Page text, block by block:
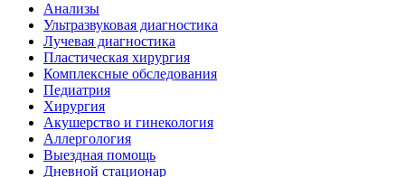
Анализы
Ультразвуковая диагностика
Лучевая диагностика
Пластическая хирургия
Комплексные обследования
Педиатрия
Хирургия
Акушерство и гинекология
Аллергология
Выездная помощь
Дневной стационар